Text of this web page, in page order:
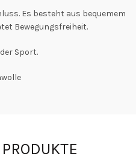
Es besteht aus bequemem
Bewegungsfreiheit.
Sport.